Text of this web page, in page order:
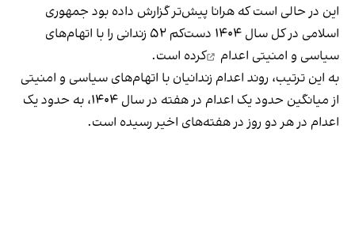
این در حالی است که هرانا پیش‌تر گزارش داده بود جمهوری
اسلامی در کل سال ۱۴۰۴ دست‌کم ۵۲ زندانی را با اتهام‌های
سیاسی و امنیتی اعدام
کرده است.
به این ترتیب، روند اعدام زندانیان با اتهام‌های سیاسی و امنیتی
از میانگین حدود یک اعدام در هفته در سال ۱۴۰۴، به حدود یک
اعدام در هر دو روز در هفته‌های اخیر رسیده است.